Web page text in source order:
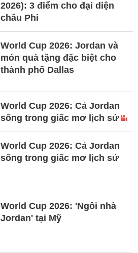
2026): 3 điểm cho đại diện
châu Phi
World Cup 2026: Jordan và
món quà tặng đặc biệt cho
thành phố Dallas
World Cup 2026: Cả Jordan
sống trong giấc mơ lịch sử
World Cup 2026: Cả Jordan
sống trong giấc mơ lịch sử
World Cup 2026: 'Ngôi nhà
Jordan' tại Mỹ